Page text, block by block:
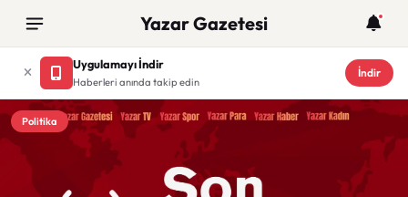
Yazar Gazetesi
Uygulamayı İndir
Haberleri anında takip edin
İndir
Politika